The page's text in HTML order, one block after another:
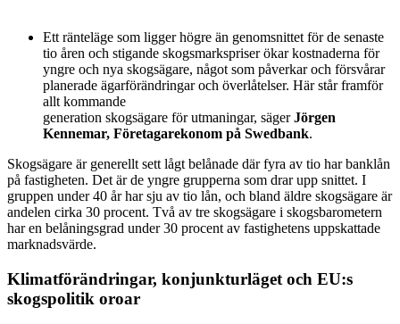
Ett ränteläge som ligger högre än genomsnittet för de senaste
tio åren och stigande skogsmarkspriser ökar kostnaderna för
yngre och nya skogsägare, något som påverkar och försvårar
planerade ägarförändringar och överlåtelser. Här står framför
allt kommande
generation skogsägare för utmaningar, sägerJörgen
Kennemar, Företagarekonom på Swedbank.
Skogsägare är generellt sett lågt belånade där fyra av tio har banklån
på fastigheten. Det är de yngre grupperna som drar upp snittet. I
gruppen under 40 år har sju av tio lån, och bland äldre skogsägare är
andelen cirka 30 procent. Två av tre skogsägare i skogsbarometern
har en belåningsgrad under 30 procent av fastighetens uppskattade
marknadsvärde.
Klimatförändringar, konjunkturläget och EU:s
skogspolitik oroar